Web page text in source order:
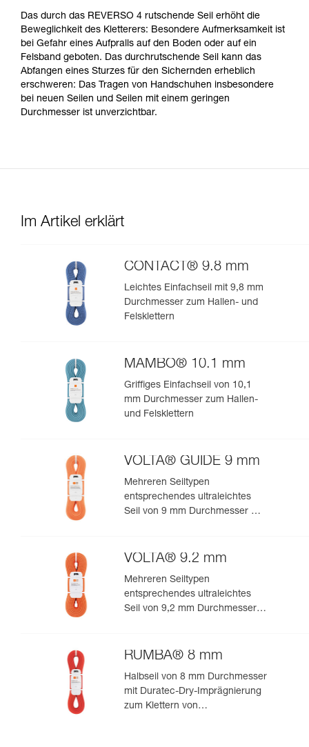
Das durch das REVERSO 4 rutschende Seil erhöht die
Beweglichkeit des Kletterers: Besondere Aufmerksamkeit ist
bei Gefahr eines Aufpralls auf den Boden oder auf ein
Felsband geboten. Das durchrutschende Seil kann das
Abfangen eines Sturzes für den Sichernden erheblich
erschweren: Das Tragen von Handschuhen insbesondere
bei neuen Seilen und Seilen mit einem geringen
Durchmesser ist unverzichtbar.
Im Artikel erklärt
CONTACT® 9.8 mm
Leichtes Einfachseil mit 9,8 mm
Durchmesser zum Hallen- und
Felsklettern
MAMBO® 10.1 mm
Griffiges Einfachseil von 10,1
mm Durchmesser zum Hallen-
und Felsklettern
VOLTA® GUIDE 9 mm
Mehreren Seiltypen
entsprechendes ultraleichtes
Seil von 9 mm Durchmesser mit
Klettern oder Bergsteigen
VOLTA® 9.2 mm
Mehreren Seiltypen
entsprechendes ultraleichtes
Seil von 9,2 mm Durchmesser
RUMBA® 8 mm
Halbseil von 8 mm Durchmesser
mit Duratec-Dry-Imprägnierung
zum Klettern von